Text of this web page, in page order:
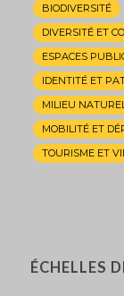
BIODIVERSITÉ
DIVERSITÉ ET
ESPACES
IDENTITÉ ET
MILIEU
MOBILITÉ ET
TOURISME ET
ÉCHELLES